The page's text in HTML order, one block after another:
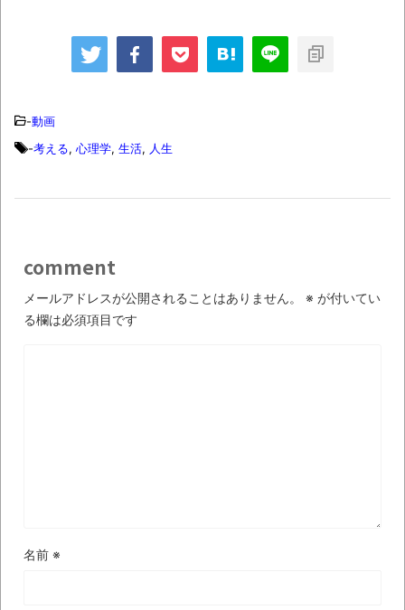
されてきた可能性・・・・・・・・・
オーストラリアの男性飛行家 太平洋横断
屋やお煽り運転など盛りだくさん
に入院中のオレのオナサポ懇願したら・・・
に入院中のオレのオナサポ懇願したら・・・
ナチスドイツは何故バルバロッサ作戦とか
いう無茶に踏み切ってしまったのか
の数々！！
-動画
-考える, 心理学, 生活, 人生
comment
メールアドレスが公開されることはありません。 ※ が付いてい
る欄は必須項目です
名前 ※